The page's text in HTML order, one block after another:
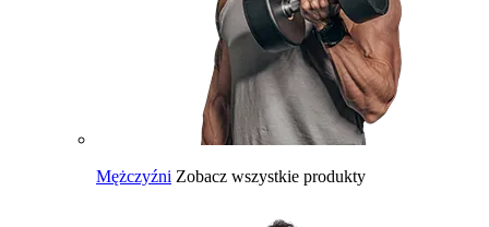
Mężczyźni Zobacz wszystkie produkty